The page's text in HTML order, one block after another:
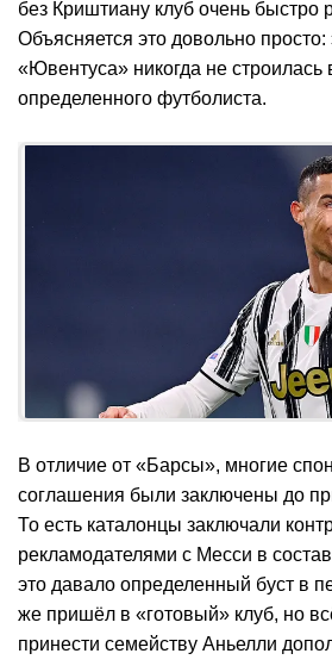
без Криштиану клуб очень быстро
Объясняется это довольно просто:
«Ювентуса» никогда не строилась
определенного футболиста.
В отличие от «Барсы», многие
соглашения были заключены до
То есть каталонцы заключали
рекламодателями с Месси в
это давало определенный буст в
же пришёл в «готовый» клуб, но
принести семейству Аньелли